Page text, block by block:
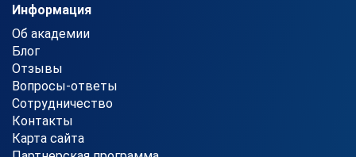
Информация
Об академии
Блог
Отзывы
Вопросы-ответы
Сотрудничество
Контакты
Карта сайта